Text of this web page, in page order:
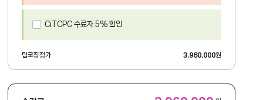
CiTCPC 수료자 5% 할인
팀코칭정가 3,960,000원